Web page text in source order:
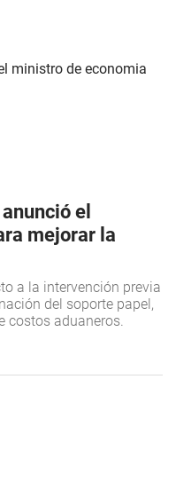
el
mejorar la
a la intervención previa
del soporte papel,
costos aduaneros.